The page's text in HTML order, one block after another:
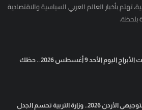
تهتم بأخبار العالم العربي السياسية والاقتصادية
بلحظة.
توقعات الأبراج اليوم الأحد 9 أغسطس 2026 .. حظك
نتائج التوجيهي الأردن 2026.. وزارة التربية تحسم الجدل